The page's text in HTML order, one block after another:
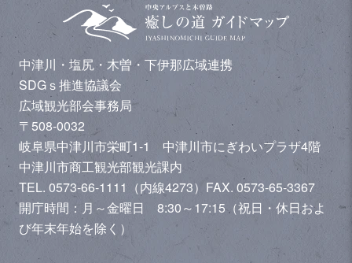
中津川・塩尻・木曽・下伊那広域連携
SDGｓ推進協議会
広域観光部会事務局
〒508-0032
岐阜県中津川市栄町1-1 中津川市にぎわいプラザ4階
中津川市商工観光部観光課内
TEL. 0573-66-1111（内線4273） FAX. 0573-65-3367
開庁時間：月～金曜日 8:30～17:15（祝日・休日およ
び年末年始を除く）